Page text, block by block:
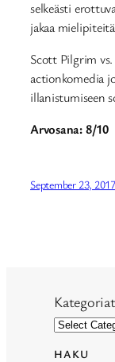
selkeästi
jakaa
Scott Pilgrim
actionkomedia
illanistumiseen
Arvosana: 8/10
September 23, 2017
Kategoriat
HAKU